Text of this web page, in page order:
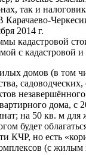
так и
Карачаево-
2014 г.
кадастровой
с кадастровой
домов (в том
незавершённого
дома, с
на 50 кв. м
будет
КЧР, но есть
(с